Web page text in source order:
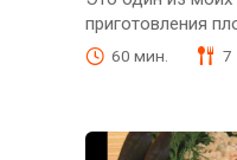
приготовления
60 мин. 7